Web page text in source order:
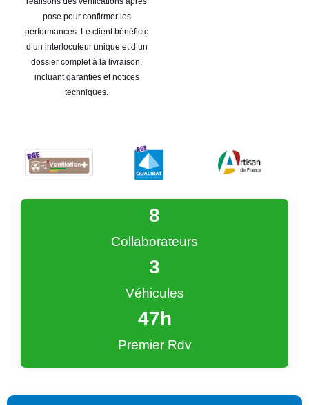
pose pour confirmer les
performances. Le client bénéficie
d’un interlocuteur unique et d’un
dossier complet à la livraison,
incluant garanties et notices
techniques.
Collaborateurs
9
Véhicules
4
Premier Rdv
48h